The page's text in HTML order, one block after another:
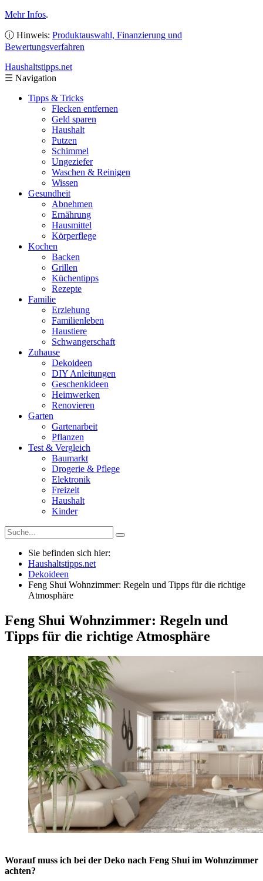
Mehr Infos.
ⓘ Hinweis: Produktauswahl, Finanzierung und
Bewertungsverfahren
Haushaltstipps.net
☰ Navigation
Tipps & Tricks
Flecken entfernen
Geld sparen
Haushalt
Putzen
Schimmel
Ungeziefer
Waschen & Reinigen
Wissen
Gesundheit
Abnehmen
Ernährung
Hausmittel
Körperflege
Kochen
Backen
Grillen
Küchentipps
Rezepte
Familie
Erziehung
Familienleben
Haustiere
Schwangerschaft
Zuhause
Dekoideen
DIY Anleitungen
Geschenkideen
Heimwerken
Renovieren
Garten
Gartenarbeit
Pflanzen
Test & Vergleich
Baumarkt
Drogerie & Pflege
Elektronik
Freizeit
Haushalt
Kinder
Sie befinden sich hier:
Haushaltstipps.net
Dekoideen
Feng Shui Wohnzimmer: Regeln und Tipps für die richtige
Atmosphäre
Feng Shui Wohnzimmer: Regeln und
Tipps für die richtige Atmosphäre
Worauf muss ich bei der Deko nach Feng Shui im Wohnzimmer
achten?